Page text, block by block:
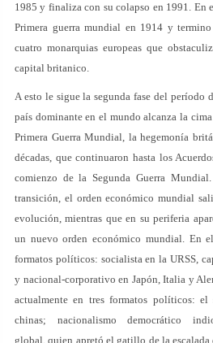
1985 y finaliza con su colapso en 1991.
Primera guerra mundial en 1914 y
cuatro monarquias europeas que
capital britanico.
A esto le sigue la segunda fase del período
país dominante en el mundo alcanza la
Primera Guerra Mundial, la hegemonía
décadas, que continuaron hasta los
comienzo de la Segunda Guerra
transición, el orden económico mundial
evolución, mientras que en su periferia
un nuevo orden económico mundial. En
formatos políticos: socialista en la URSS,
y nacional-corporativo en Japón, Italia y
actualmente en tres formatos políticos: el
chinas; nacionalismo democrático
global, quien apretó el gatillo de la